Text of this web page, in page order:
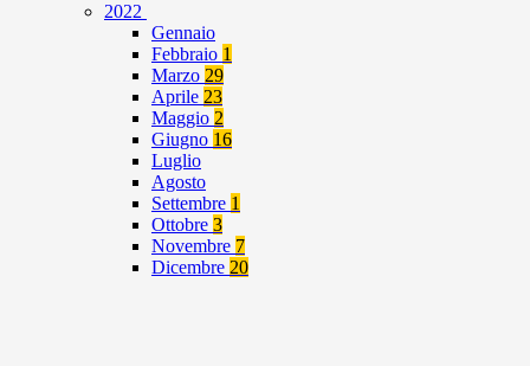
2022
Gennaio
Febbraio 1
Marzo 29
Aprile 23
Maggio 2
Giugno 16
Luglio
Agosto
Settembre 1
Ottobre 3
Novembre 7
Dicembre 20